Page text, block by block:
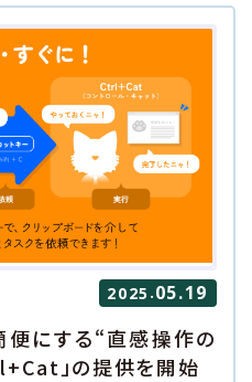
2025 .05.19
にする“直感操作の
」の提供を開始